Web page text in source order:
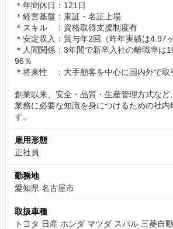
＊年間休日：121日
＊経営基盤：東証・名証上場
＊スキル ：資格取得支援制度有
＊安定収入：賞与年2回（昨年実績は4.97ヶ
＊人間関係：3年間で新卒入社の離職率は
96％
＊将来性 ：大手顧客を中心に国内外で取
創業以来、安全・品質・生産管理方式など、
業務に必要な知識を身につけるための社内
す。
雇用形態
正社員
勤務地
愛知県 名古屋市
取扱車種
トヨタ 日産 ホンダ マツダ スバル 三菱自